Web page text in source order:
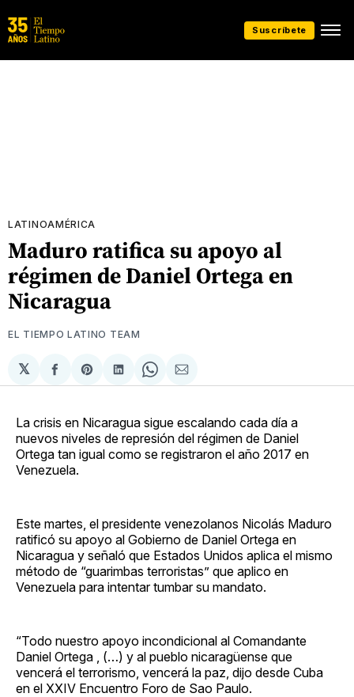
Suscríbete
LATINOAMÉRICA
Maduro ratifica su apoyo al
régimen de Daniel Ortega en
Nicaragua
EL TIEMPO LATINO TEAM
𝕏
Compartir
en
Share
on
Compartir
en
Share
on
Compartir
via
La crisis en Nicaragua sigue escalando cada día a
nuevos niveles de represión del régimen de Daniel
Ortega tan igual como se registraron el año 2017 en
Venezuela.
Este martes, el presidente venezolanos Nicolás Maduro
ratificó su apoyo al Gobierno de Daniel Ortega en
Nicaragua y señaló que Estados Unidos aplica el mismo
método de “guarimbas terroristas” que aplico en
Venezuela para intentar tumbar su mandato.
“Todo nuestro apoyo incondicional al Comandante
Daniel Ortega , (…) y al pueblo nicaragüense que
vencerá el terrorismo, vencerá la paz, dijo desde Cuba
en el XXIV Encuentro Foro de Sao Paulo.